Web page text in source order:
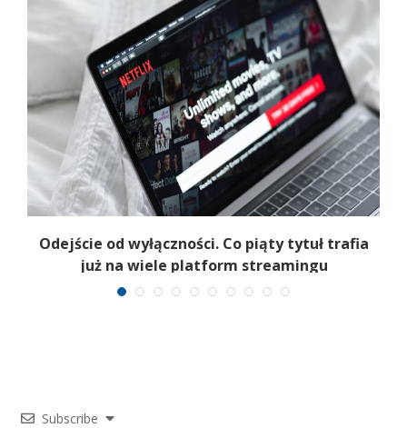
Odejście od wyłączności. Co piąty tytuł trafia
już na wiele platform streamingu
Subscribe